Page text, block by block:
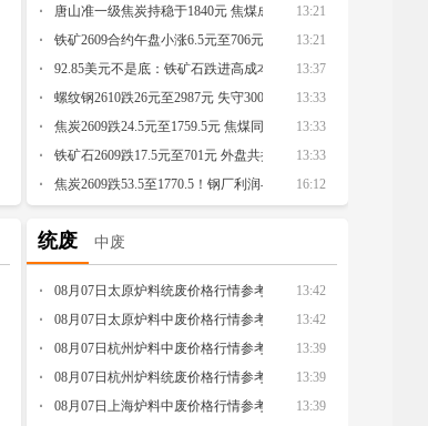
唐山准一级焦炭持稳于1840元 焦煤成本与提降预期陷入博弈
13:21
铁矿2609合约午盘小涨6.5元至706元 钢厂补库与利润防线陷入
13:21
92.85美元不是底：铁矿石跌进高成本矿“出清区间”
13:37
螺纹钢2610跌26元至2987元 失守3000元关口 需求预期与基差同
13:33
焦炭2609跌24.5元至1759.5元 焦煤同步走弱 钢焦利润博弈重回
13:33
铁矿石2609跌17.5元至701元 外盘共振下行 供需宽松未改钢企成
13:33
焦炭2609跌53.5至1770.5！钢厂利润与原料的生死博弈
16:12
统废 中废
08月07日太原炉料统废价格行情参考
13:42
08月07日太原炉料中废价格行情参考
13:42
08月07日杭州炉料中废价格行情参考
13:39
08月07日杭州炉料统废价格行情参考
13:39
08月07日上海炉料中废价格行情参考
13:39